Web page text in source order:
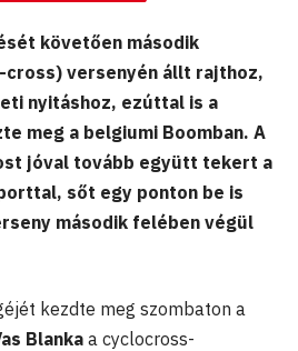
követően második
versenyén állt rajthoz,
nyitáshoz, ezúttal is a
meg a belgiumi Boomban. A
jóval tovább együtt tekert a
sőt egy ponton be is
második felében végül
kezdte meg szombaton a
Blankaa cyclocross-